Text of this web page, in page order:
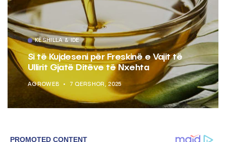
KËSHILLA & IDE
Si të Kujdeseni për Freskinë e Vajit të
Ullirit Gjatë Ditëve të Nxehta
AGROWEB 7 QERSHOR, 2025